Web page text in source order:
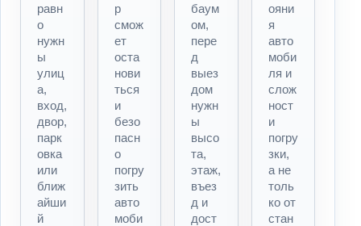
равн
о
нужн
ы
улиц
а,
вход,
двор,
парк
овка
или
ближ
айши
й
р
смож
ет
оста
нови
ться
и
безо
пасн
о
погру
зить
авто
моби
баум
ом,
пере
д
выез
дом
нужн
ы
высо
та,
этаж,
въез
д и
дост
ояни
я
авто
моби
ля и
слож
ност
и
погру
зки,
а не
толь
ко от
стан